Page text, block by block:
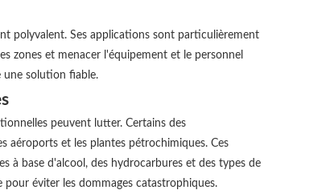
polyvalent. Ses applications sont particulièrement
zones et menacer l'équipement et le personnel
une solution fiable.
peuvent lutter. Certains des
aéroports et les plantes pétrochimiques. Ces
à base d'alcool, des hydrocarbures et des types de
éviter les dommages catastrophiques.